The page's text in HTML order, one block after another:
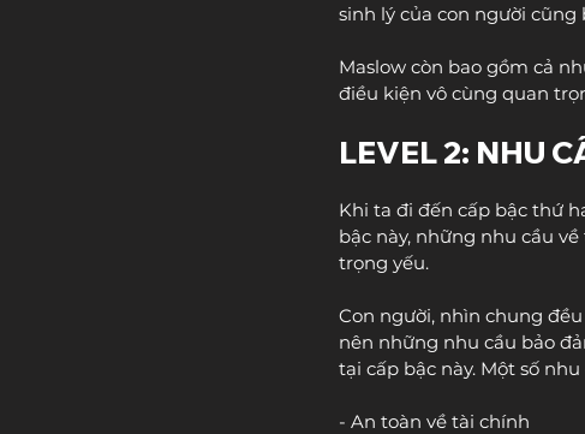
sinh lý của con người cũng
Maslow còn bao gồm cả
điều kiện vô cùng quan
LEVEL 2: NHU
Khi ta đi đến cấp bậc thứ
bậc này, những nhu cầu
trọng yếu.
Con người, nhìn chung
nên những nhu cầu bảo
tại cấp bậc này. Một số
- An toàn về tài chính